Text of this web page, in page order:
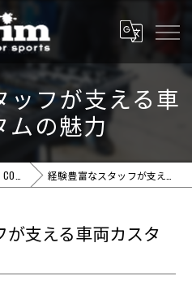
フが支える車
ムの魅力
COLUMN 経験豊富なスタッフが支える車両カスタムの魅力
支える車両カスタ